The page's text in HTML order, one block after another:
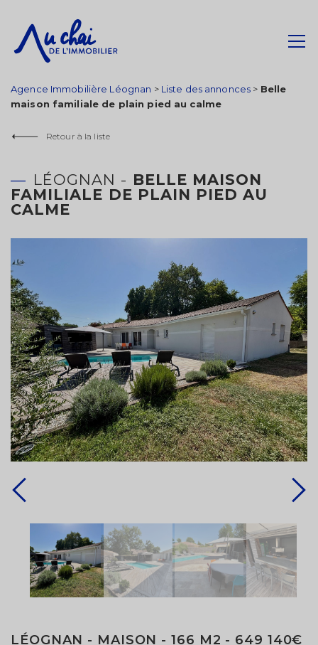
Agence Immobilière Léognan > Liste des annonces > Belle
maison familiale de plain pied au calme
Retour à la liste
LÉOGNAN - BELLE MAISON
FAMILIALE DE PLAIN PIED AU
CALME
LÉOGNAN - MAISON - 166 M2 - 649 140€